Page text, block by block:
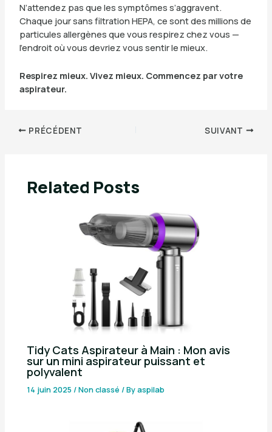
N’attendez pas que les symptômes s’aggravent.
Chaque jour sans filtration HEPA, ce sont des millions de
particules allergènes que vous respirez chez vous —
l’endroit où vous devriez vous sentir le mieux.
Respirez mieux. Vivez mieux. Commencez par votre
aspirateur.
PRÉCÉDENT SUIVANT
Related Posts
Tidy Cats Aspirateur à Main : Mon avis
sur un mini aspirateur puissant et
polyvalent
14 juin 2025/Non classé / Byaspilab